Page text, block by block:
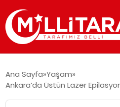
Ana Sayfa Yaşam
Ankara’da Üstün Lazer